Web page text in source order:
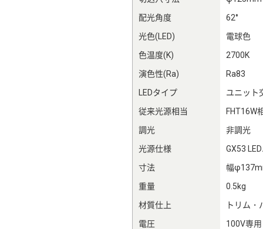
配光角度
62°
光色(LED)
電球色
色温度(K)
2700K
演色性(Ra)
Ra83
LEDタイプ
ユニット
従来光源相当
FHT16W
調光
非調光
光源仕様
GX53
寸法
幅
重量
0.5kg
材質仕上
トリム
電圧
100V専用